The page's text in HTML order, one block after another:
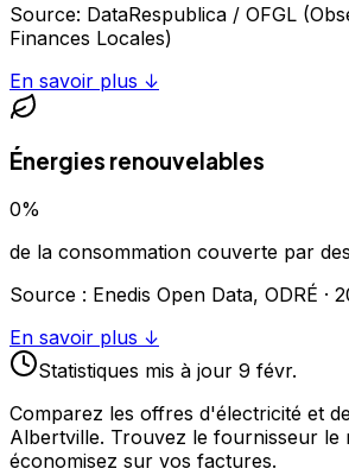
Source: DataRespublica / OFGL
Finances Locales)
En savoir plus ↓
Énergies renouvelables
0%
de la consommation couverte par
Source : Enedis Open Data, ODRÉ ·
En savoir plus ↓
Statistiques mis à jour 9 févr.
Comparez les offres d'électricité et
Albertville. Trouvez le fournisseur le
économisez sur vos factures.